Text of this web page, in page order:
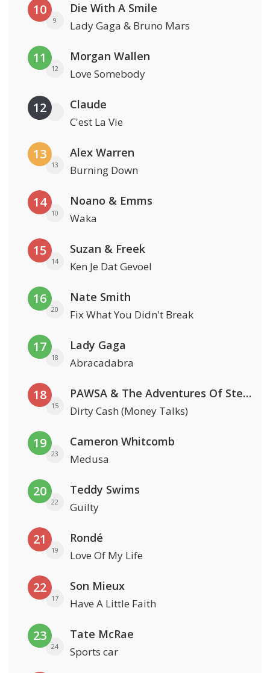
10
9
Die With A Smile
Lady Gaga & Bruno Mars
11
12
Morgan Wallen
Love Somebody
12 Claude
C'est La Vie
13
13
Alex Warren
Burning Down
14
10
Noano & Emms
Waka
15
14
Suzan & Freek
Ken Je Dat Gevoel
16
20
Nate Smith
Fix What You Didn't Break
17
18
Lady Gaga
Abracadabra
18
15
PAWSA & The Adventures Of Stevie V
Dirty Cash (Money Talks)
19
23
Cameron Whitcomb
Medusa
20
22
Teddy Swims
Guilty
21
19
Rondé
Love Of My Life
22
17
Son Mieux
Have A Little Faith
23
24
Tate McRae
Sports car